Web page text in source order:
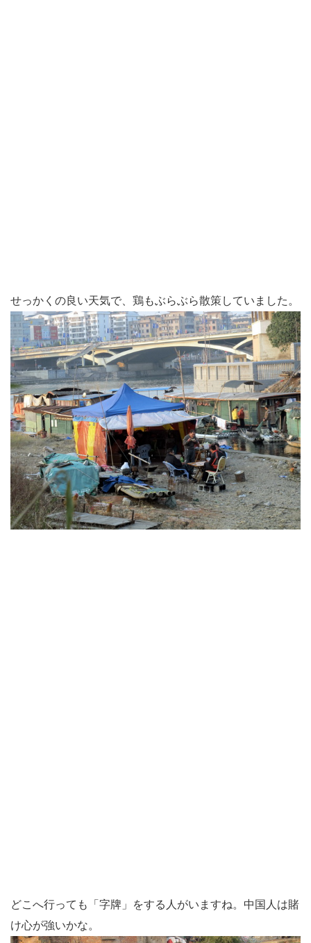
せっかくの良い天気で、鶏もぶらぶら散策していました。
どこへ行っても「字牌」をする人がいますね。中国人は賭
け心が強いかな。